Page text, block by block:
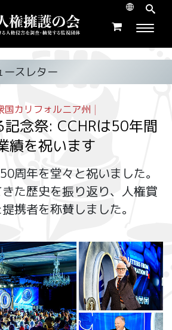
ースレター
国カリフォルニア州 |
念祭: CCHRは50年間
績を祝います
周年を堂々と祝いました。
た歴史を振り返り、人権賞
携者を称賛しました。